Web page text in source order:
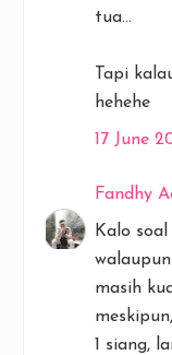
tua...
Tapi
hehehe
17 June
Fandhy
Kalo
masih
1 siang,